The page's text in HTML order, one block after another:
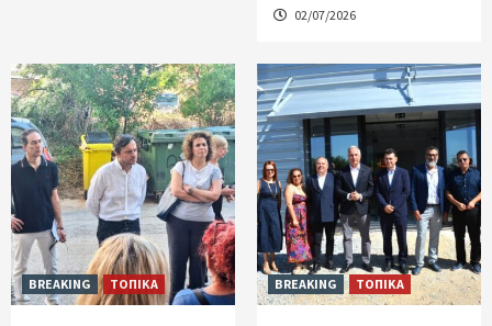
02/07/2026
BREAKING ΤΟΠΙΚΑ BREAKING ΤΟΠΙΚΑ